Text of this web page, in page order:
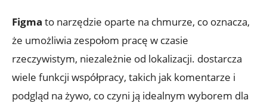
Figma to‍ narzędzie oparte na chmurze, co oznacza,
że⁤ umożliwia zespołom⁣ pracę w⁢ czasie​
rzeczywistym, niezależnie ‌od lokalizacji. dostarcza
wiele funkcji współpracy, takich jak komentarze i
podgląd na ​żywo, ⁢co⁣ czyni ją idealnym wyborem dla